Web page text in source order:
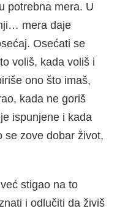
potrebna mera. U
mera daje
Osećati se
voliš, kada vo­liš i
ono što imaš,
kada ne goriš
ispunjene i kada
se zove dobar život,
stigao na to
i odlučiti da živiš